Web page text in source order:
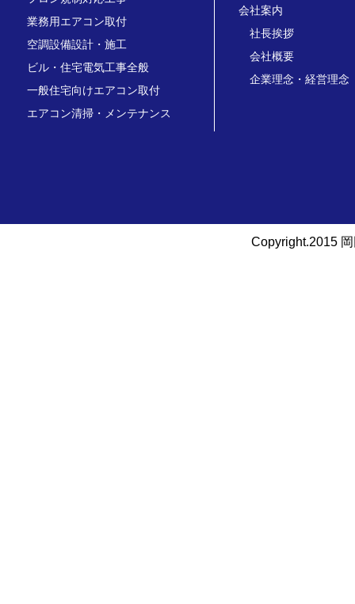
業務用エアコン取付
空調設備設計・施工
ビル・住宅電気工事全般
一般住宅向けエアコン取付
エアコン清掃・メンテナンス
会社案内
社長挨拶
会社概要
企業理念・経営理念
Copyright.2015